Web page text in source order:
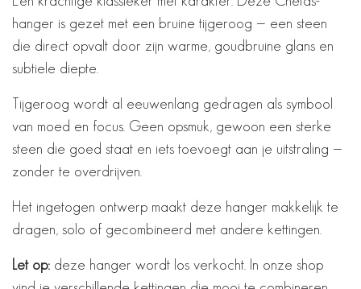
hanger is gezet met een bruine tijgeroog — een steen
die direct opvalt door zijn warme, goudbruine glans en
subtiele diepte.
Tijgeroog wordt al eeuwenlang gedragen als symbool
van moed en focus. Geen opsmuk, gewoon een sterke
steen die goed staat en iets toevoegt aan je uitstraling —
zonder te overdrijven.
Het ingetogen ontwerp maakt deze hanger makkelijk te
dragen, solo of gecombineerd met andere kettingen.
Let op: deze hanger wordt los verkocht. In onze shop